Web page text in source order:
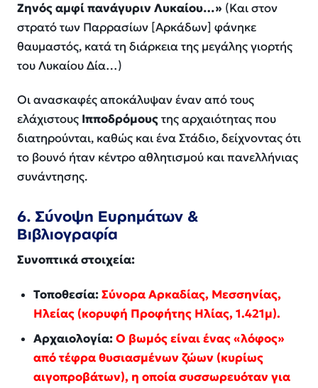
Ζηνός αμφί πανάγυριν Λυκαίου…» (Και στον
στρατό των Παρρασίων [Αρκάδων] φάνηκε
θαυμαστός, κατά τη διάρκεια της μεγάλης γιορτής
του Λυκαίου Δία…)
Οι ανασκαφές αποκάλυψαν έναν από τους
ελάχιστους Ιπποδρόμουςτης αρχαιότητας που
διατηρούνται, καθώς και ένα Στάδιο, δείχνοντας ότι
το βουνό ήταν κέντρο αθλητισμού και πανελλήνιας
συνάντησης.
6. Σύνοψη Ευρημάτων &
Βιβλιογραφία
Συνοπτικά στοιχεία:
Τοποθεσία:Σύνορα Αρκαδίας, Μεσσηνίας,
Ηλείας (κορυφή Προφήτης Ηλίας, 1.421μ).
Αρχαιολογία:Ο βωμός είναι ένας «λόφος»
από τέφρα θυσιασμένων ζώων (κυρίως
αιγοπροβάτων), η οποία συσσωρευόταν για